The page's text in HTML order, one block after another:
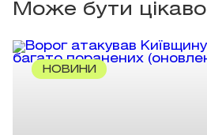
Може бути цікаво
НОВИНИ